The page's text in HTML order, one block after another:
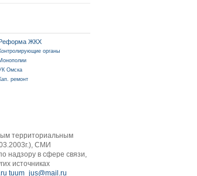
ЖКХ
органы
Омска
ремонт
территориальным
СМИ
надзору в сфере связи,
источниках
tuum_jus@mail.ru